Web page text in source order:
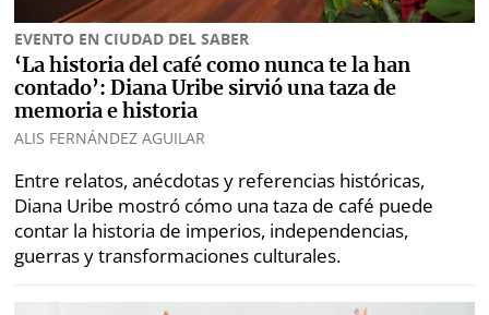
Kiosko
digital
Luctuosas
Notas
al
lector
Buenas
prácticas
OTROS
SITIOS
EVENTO EN CIUDAD DEL SABER
‘La historia del café como nunca te la han
contado’: Diana Uribe sirvió una taza de
memoria e historia
ALIS FERNÁNDEZ AGUILAR
Entre relatos, anécdotas y referencias históricas,
Diana Uribe mostró cómo una taza de café puede
contar la historia de imperios, independencias,
guerras y transformaciones culturales.